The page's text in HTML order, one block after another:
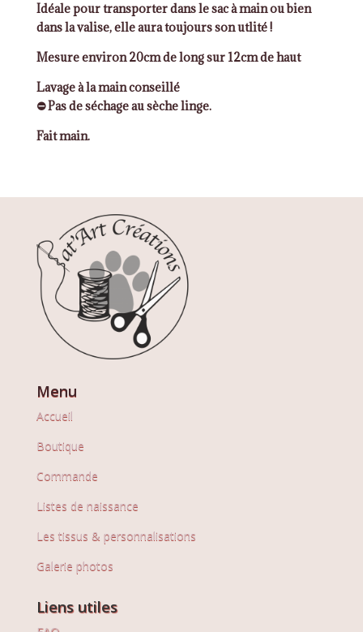
fleurieIdéale pour transporter dans le sac à main ou bien
dans la valise, elle aura toujours son utlité !
Mesure environ 20cm de long sur 12cm de haut
Lavage à la main conseillé
⛔ Pas de séchage au sèche linge.
Fait main.
Menu
Accueil
Boutique
Commande
Listes de naissance
Les tissus & personnalisations
Galerie photos
Liens utiles